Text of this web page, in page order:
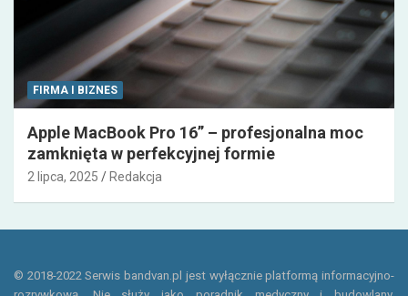
FIRMA I BIZNES
Apple MacBook Pro 16” – profesjonalna moc
zamknięta w perfekcyjnej formie
2 lipca, 2025 Redakcja
© 2018-2022 Serwis bandvan.pl jest wyłącznie platformą informacyjno-